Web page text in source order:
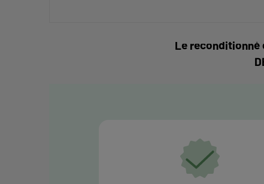
Le reconditionné